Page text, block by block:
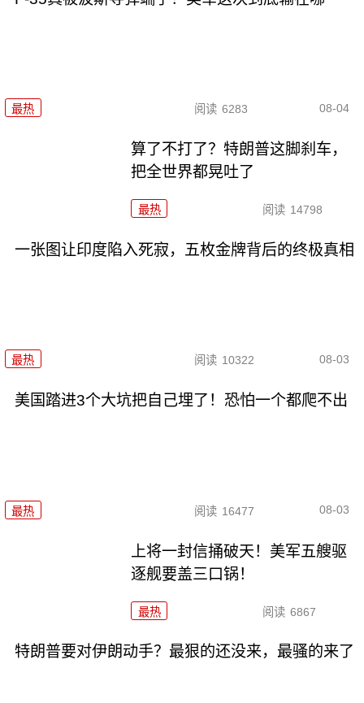
最热 阅读 6283 08-04
算了不打了？特朗普这脚刹车，
把全世界都晃吐了
最热 阅读 14798
一张图让印度陷入死寂，五枚金牌背后的终极真相
最热 阅读 10322 08-03
美国踏进3个大坑把自己埋了！恐怕一个都爬不出
最热 阅读 16477 08-03
上将一封信捅破天！美军五艘驱
逐舰要盖三口锅！
最热 阅读 6867
特朗普要对伊朗动手？最狠的还没来，最骚的来了